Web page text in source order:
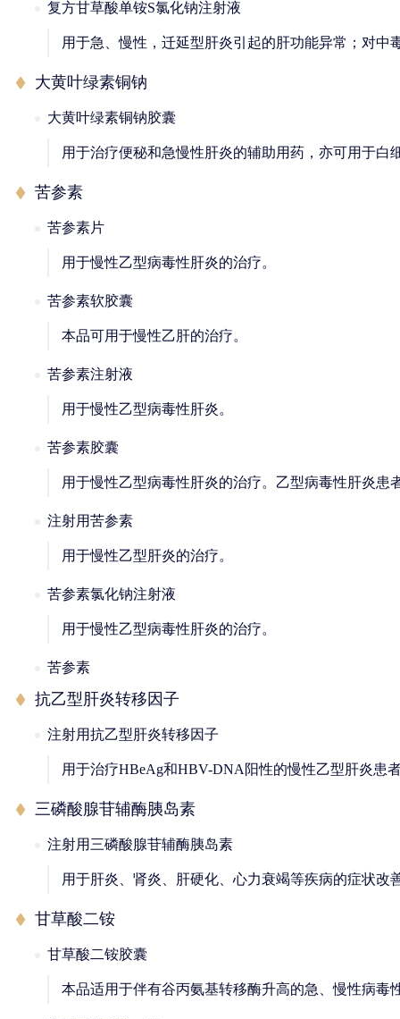
复方甘草酸单铵S氯化钠注射液
用于急、慢性，迁延型肝炎引起的肝功能异常；对
大黄叶绿素铜钠
大黄叶绿素铜钠胶囊
用于治疗便秘和急慢性肝炎的辅助用药，亦可用于白
苦参素
苦参素片
用于慢性乙型病毒性肝炎的治疗。
苦参素软胶囊
本品可用于慢性乙肝的治疗。
苦参素注射液
用于慢性乙型病毒性肝炎。
苦参素胶囊
用于慢性乙型病毒性肝炎的治疗。乙型病毒性肝炎患
注射用苦参素
用于慢性乙型肝炎的治疗。
苦参素氯化钠注射液
用于慢性乙型病毒性肝炎的治疗。
苦参素
抗乙型肝炎转移因子
注射用抗乙型肝炎转移因子
用于治疗HBeAg和HBV-DNA阳性的慢性乙型肝炎患
三磷酸腺苷辅酶胰岛素
注射用三磷酸腺苷辅酶胰岛素
用于肝炎、肾炎、肝硬化、心力衰竭等疾病的症状改
甘草酸二铵
甘草酸二铵胶囊
本品适用于伴有谷丙氨基转移酶升高的急、慢性病毒